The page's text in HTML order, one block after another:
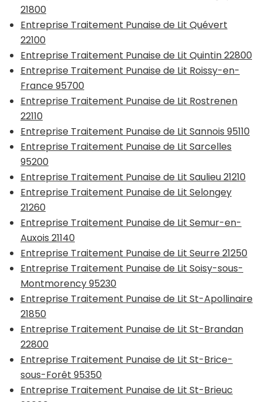
21800
Entreprise Traitement Punaise de Lit Quévert
22100
Entreprise Traitement Punaise de Lit Quintin 22800
Entreprise Traitement Punaise de Lit Roissy-en-
France 95700
Entreprise Traitement Punaise de Lit Rostrenen
22110
Entreprise Traitement Punaise de Lit Sannois 95110
Entreprise Traitement Punaise de Lit Sarcelles
95200
Entreprise Traitement Punaise de Lit Saulieu 21210
Entreprise Traitement Punaise de Lit Selongey
21260
Entreprise Traitement Punaise de Lit Semur-en-
Auxois 21140
Entreprise Traitement Punaise de Lit Seurre 21250
Entreprise Traitement Punaise de Lit Soisy-sous-
Montmorency 95230
Entreprise Traitement Punaise de Lit St-Apollinaire
21850
Entreprise Traitement Punaise de Lit St-Brandan
22800
Entreprise Traitement Punaise de Lit St-Brice-
sous-Forêt 95350
Entreprise Traitement Punaise de Lit St-Brieuc